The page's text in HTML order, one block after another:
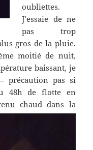
oubliettes.
J’essaie de ne
pas trop
gros de la pluie.
moitié de nuit,
baissant, je
précaution pas si
48h de flotte en
chaud dans la